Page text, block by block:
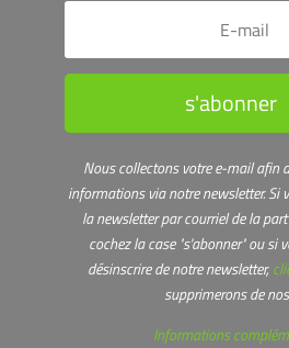
s'abonner
Nous collectons votre e-mail afin
informations via notre newsletter.Si
la newsletter par courriel de la
cochez la case "s'abonner" ou si
désinscrire de notre newsletter,
supprimerons de
Informations